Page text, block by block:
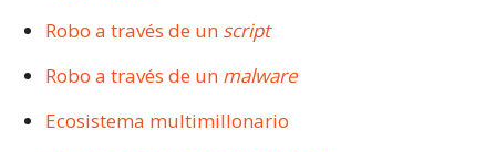
Robo a través de un script
Robo a través de un malware
Ecosistema multimillonario